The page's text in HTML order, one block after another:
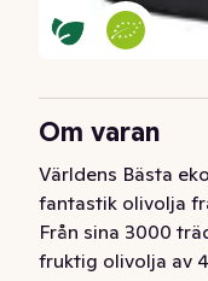
Om varan
Världens Bästa
fantastik olivolja
Från sina 3000
fruktig olivolja av